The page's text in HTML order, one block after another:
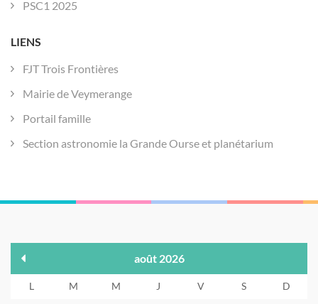
PSC1 2025
LIENS
FJT Trois Frontières
Mairie de Veymerange
Portail famille
Section astronomie la Grande Ourse et planétarium
août 2026
L M M J V S D